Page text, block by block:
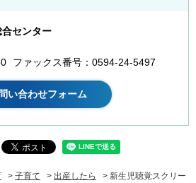
センター
ファックス番号：0594-24-5497
> 子育て > 出産したら
> 新生児聴覚スクリー